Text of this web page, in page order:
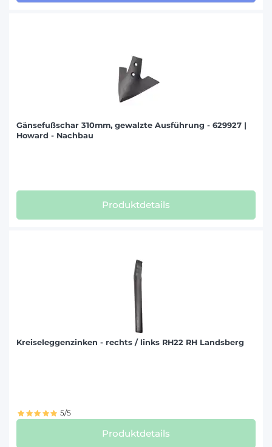
Gänsefußschar 310mm, gewalzte Ausführung - 629927 |
Howard - Nachbau
Produktdetails
Kreiseleggenzinken - rechts / links RH22 RH Landsberg
5/5
Produktdetails